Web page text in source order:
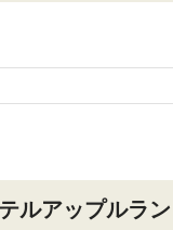
ルアップルラ